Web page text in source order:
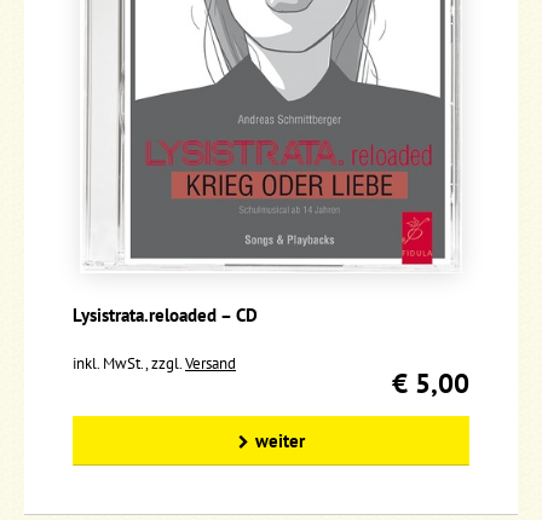
Lysistrata.reloaded – CD
inkl. MwSt., zzgl.Versand
€ 5,00
weiter